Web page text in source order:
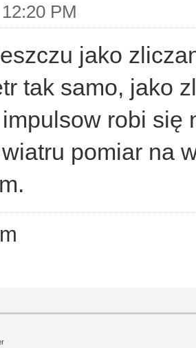
PM
jako
tak samo, jako
robi się
pomiar na